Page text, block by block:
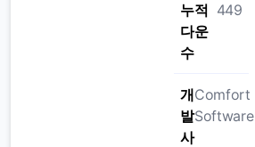
누적
다운
수
449
개
발
사
Comfort
Software